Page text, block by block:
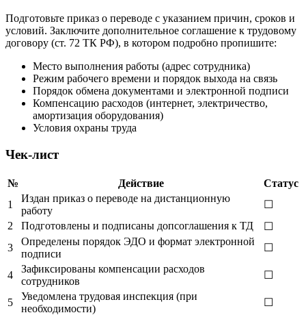
Подготовьте приказ о переводе с указанием причин, сроков и
условий. Заключите дополнительное соглашение к трудовому
договору (ст. 72 ТК РФ), в котором подробно пропишите:
Место выполнения работы (адрес сотрудника)
Режим рабочего времени и порядок выхода на связь
Порядок обмена документами и электронной подписи
Компенсацию расходов (интернет, электричество,
амортизация оборудования)
Условия охраны труда
Чек-лист
№ Действие
Статус
1
Издан приказ о переводе на дистанционную
работу
☐
2
Подготовлены и подписаны допсоглашения к ТД
☐
3
Определены порядок ЭДО и формат электронной
подписи
☐
4
Зафиксированы компенсации расходов
сотрудников
☐
5
Уведомлена трудовая инспекция (при
необходимости)
☐